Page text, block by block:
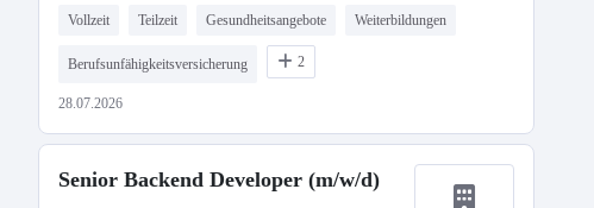
Vollzeit Teilzeit Gesundheitsangebote Weiterbildungen
Berufsunfähigkeitsversicherung 2
28.07.2026
Senior Backend Developer (m/w/d)